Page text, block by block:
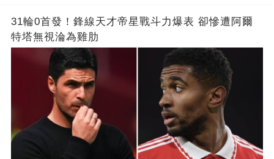
31輪0首發！鋒線天才帝星戰斗力爆表 卻慘遭阿爾
特塔無視淪為雞肋